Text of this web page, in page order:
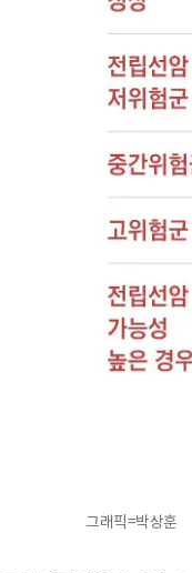
그래픽=박상훈